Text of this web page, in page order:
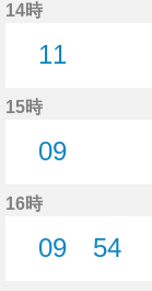
14時
11
15時
09
16時
09
54